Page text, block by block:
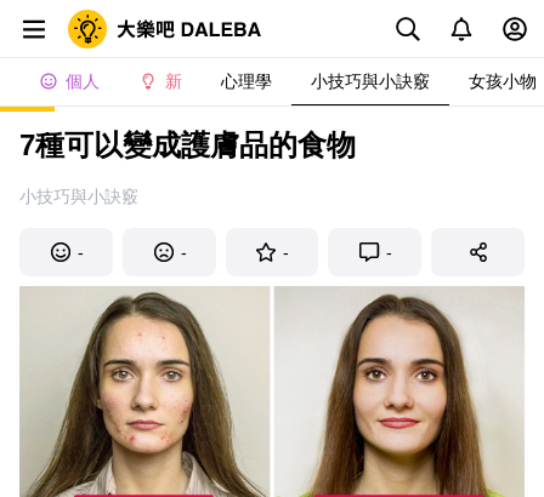
個人 新 心理學 小技巧與小訣竅 女孩小物
7種可以變成護膚品的食物
小技巧與小訣竅
- - - -